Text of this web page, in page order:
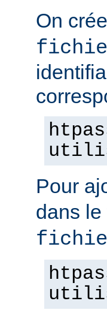
On
Pour
dans